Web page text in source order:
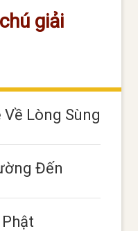
giải
Lòng Sùng
Đến